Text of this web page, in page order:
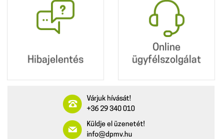
Hibajelentés
Hibajelentés
Online
ügyfélszolgálat
Online
ügyfélszolgálat
Várjuk hívását!
+36 29 340 010
Küldje el üzenetét!
info@dpmv.hu